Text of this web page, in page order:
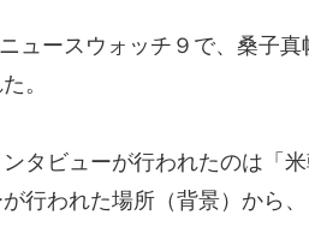
ュースウォッチ９で、桑子
。
タビューが行われたのは「
行われた場所（背景）から